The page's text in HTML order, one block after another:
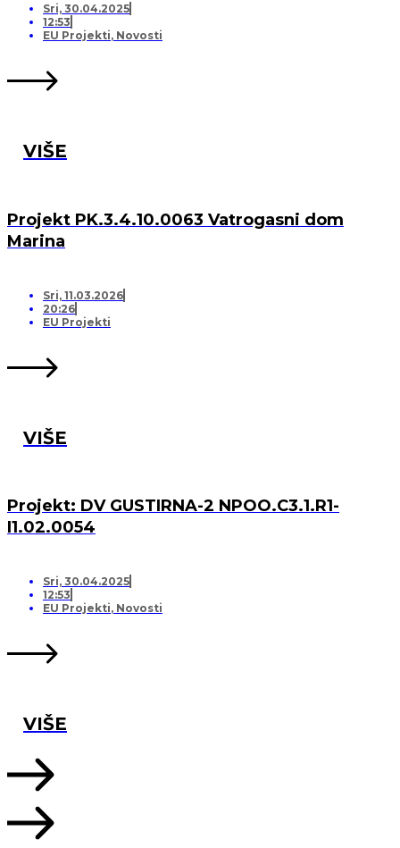
Sri, 30.04.2025
12:53
EU Projekti, Novosti
VIŠE
Projekt PK.3.4.10.0063 Vatrogasni dom
Marina
Sri, 11.03.2026
20:26
EU Projekti
VIŠE
Projekt: DV GUSTIRNA-2 NPOO.C3.1.R1-
I1.02.0054
Sri, 30.04.2025
12:53
EU Projekti, Novosti
VIŠE